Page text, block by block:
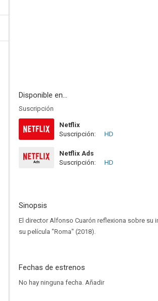
Disponible en...
Suscripción
Netflix
Suscripción:
HD
Netflix Ads
Suscripción:
HD
Sinopsis
El director Alfonso Cuarón reflexiona sobre su
su película "Roma" (2018).
Fechas de estrenos
No hay ninguna fecha. Añadir